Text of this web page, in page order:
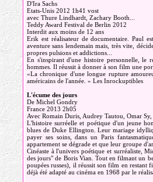
D'Ira Sachs
Etats-Unis 2012 1h41 vost
avec Thure Lindhardt, Zachary Booth...
Teddy Award Festival de Berlin 2012
Interdit aux moins de 12 ans
Erik est réalisateur de documentaire. Paul
aventure sans lendemain mais, très vite,
propres pulsions et addictions...
En s'inspirant d'une histoire personnelle, le
hommes. Il réussit à donner à son film une
«La chronique d'une longue rupture
américains de l'année. » Les Inrockuptibles
L'écume des jours
De Michel Gondry
France 2013 2h05
Avec Romain Duris, Audrey Tautou, Omar
L'histoire surréelle et poétique d'un jeune
blues de Duke Ellington. Leur mariage
payer ses soins, dans un Paris
appartement se dégrade et que leur groupe
Cinéaste à l'univers poétique et surréaliste,
des jours" de Boris Vian. Tout en filmant un
poupées russes), il réussit son film en
déjà été adapté au cinéma en 1968 par le